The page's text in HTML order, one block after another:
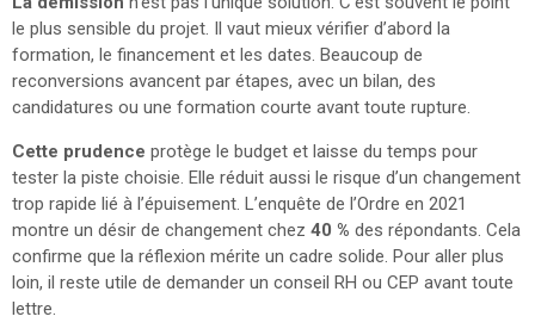
le plus sensible du projet. Il vaut mieux vérifier d’abord la
formation, le financement et les dates. Beaucoup de
reconversions avancent par étapes, avec un bilan, des
candidatures ou une formation courte avant toute rupture.
Cette prudence protège le budget et laisse du temps pour
tester la piste choisie. Elle réduit aussi le risque d’un changement
trop rapide lié à l’épuisement. L’enquête de l’Ordre en 2021
montre un désir de changement chez 40 % des répondants. Cela
confirme que la réflexion mérite un cadre solide. Pour aller plus
loin, il reste utile de demander un conseil RH ou CEP avant toute
lettre.